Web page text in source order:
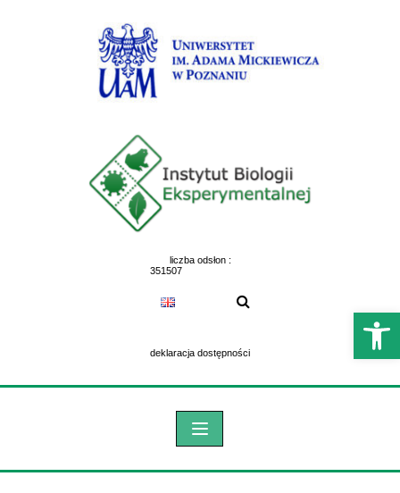
liczba odsłon :
351507
deklaracja dostępności